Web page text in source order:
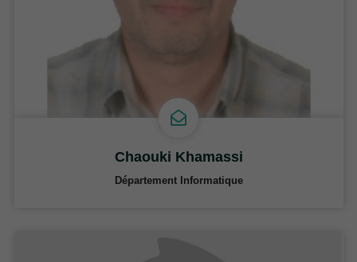
Chaouki Khamassi
Département Informatique